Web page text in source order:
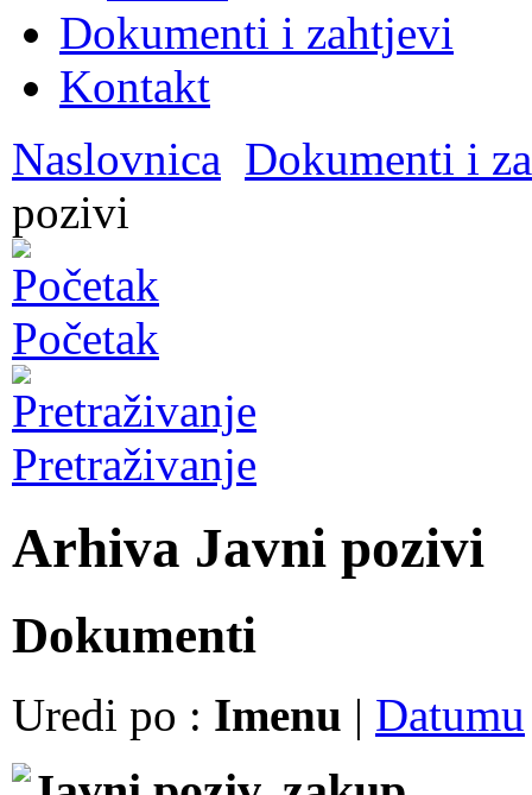
Dokumenti i zahtjevi
Kontakt
Naslovnica Dokumenti i
pozivi
Početak
Pretraživanje
Arhiva Javni pozivi
Dokumenti
Uredi po : Imenu | Datumu